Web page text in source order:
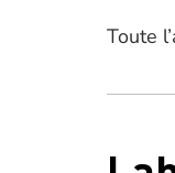
Toute